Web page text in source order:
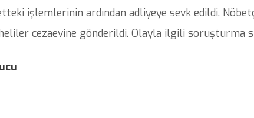
işlemlerinin ardından adliyeye sevk edildi.
cezaevine gönderildi. Olayla ilgili soruşturma